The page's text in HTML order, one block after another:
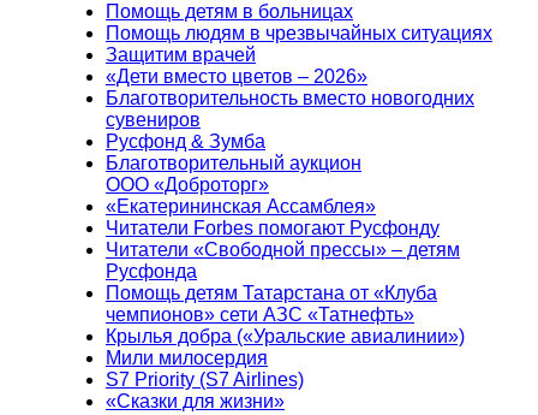
Помощь детям в больницах
Помощь людям в чрезвычайных ситуациях
Защитим врачей
«Дети вместо цветов – 2026»
Благотворительность вместо новогодних
сувениров
Русфонд & Зумба
Благотворительный аукцион
ООО «Доброторг»
«Екатерининская Ассамблея»
Читатели Forbes помогают Русфонду
Читатели «Свободной прессы» – детям
Русфонда
Помощь детям Татарстана от «Клуба
чемпионов» сети АЗС «Татнефть»
Крылья добра («Уральские авиалинии»)
Мили милосердия
S7 Priority (S7 Airlines)
«Сказки для жизни»